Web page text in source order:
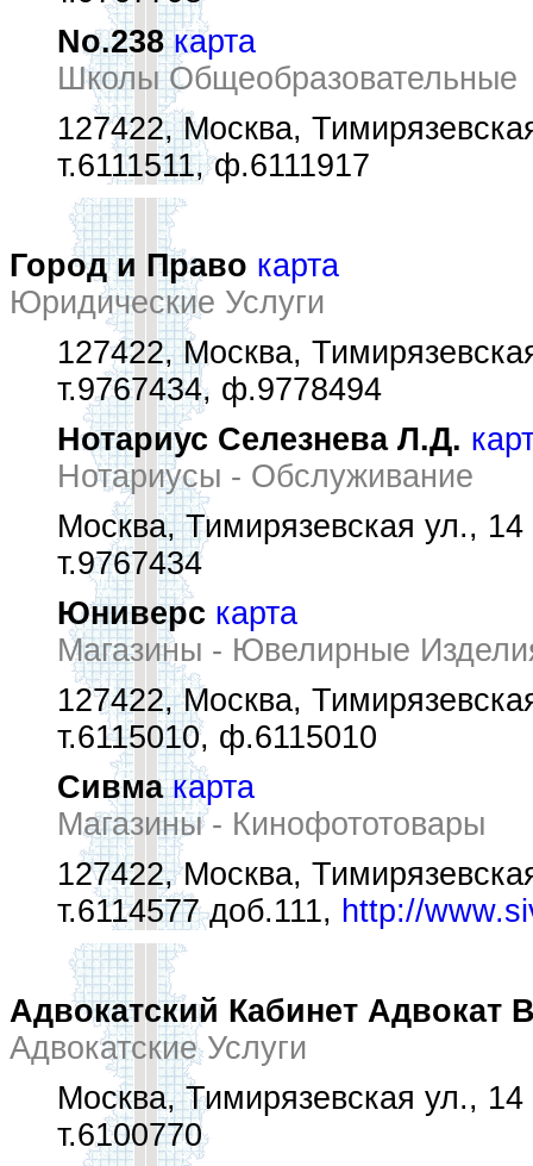
No.238 карта
Школы Общеобразовательные
127422, Москва,
т.6111511, ф.6111917
Город и Право карта
Юридические Услуги
127422, Москва,
т.9767434, ф.9778494
Нотариус Селезнева Л.Д.
Нотариусы - Обслуживание
Москва, Тимирязевская ул., 14
т.9767434
Юниверс карта
Магазины - Ювелирные
127422, Москва,
т.6115010, ф.6115010
Сивма карта
Магазины - Кинофототовары
127422, Москва,
т.6114577 доб.111, http://
Адвокатский Кабинет Адвокат
Адвокатские Услуги
Москва, Тимирязевская ул., 14
т.6100770